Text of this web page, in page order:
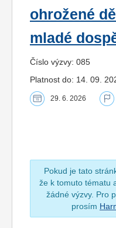
ohrožené
mladé
Číslo výzvy: 085
Platnost do: 14. 09.
29. 6. 2026
Pokud je tato
že k tomuto tématu
žádné výzvy. Pro
prosím